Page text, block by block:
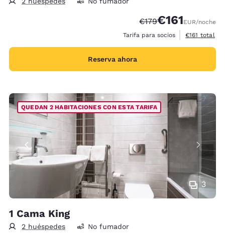
Tarifa tachada:
€179Tarifa reducida:
€161EUR/noche
Tarifa para socios
Ver detalles
€161 total
Reserva ahora
3
QUEDAN 2 HABITACIONES CON ESTA TARIFA
1 Cama King
2 huéspedes No fumador